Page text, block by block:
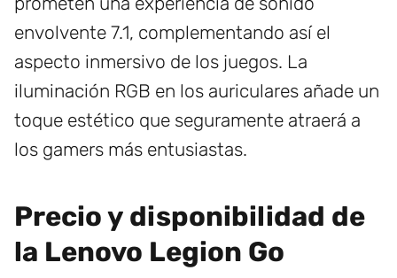
envolvente 7.1, complementando así el
aspecto inmersivo de los juegos. La
iluminación RGB en los auriculares añade un
toque estético que seguramente atraerá a
los gamers más entusiastas.
Precio y disponibilidad de
la Lenovo Legion Go